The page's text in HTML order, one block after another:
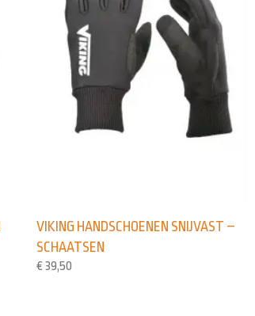
VIKING HANDSCHOENEN SNIJVAST –
SCHAATSEN
€ 39,50